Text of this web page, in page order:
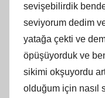
sevişebilirdik
seviyorum dedim
yatağa çekti ve
öpüşüyorduk ve
sikimi okşuyordu
olduğum için nasıl